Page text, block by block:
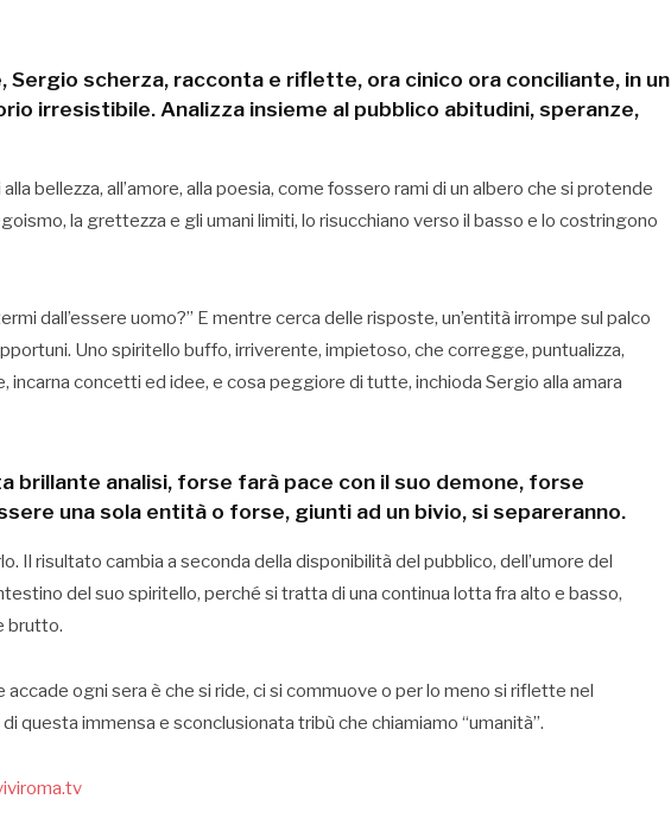
Sergio scherza, racconta e riflette, ora cinico ora conciliante, in un
irresistibile. Analizza insieme al pubblico abitudini, speranze,
bellezza, all’amore, alla poesia, come fossero rami di un albero che si protende
la grettezza e gli umani limiti, lo risucchiano verso il basso e lo costringono
dall’essere uomo?” E mentre cerca delle risposte, un’entità irrompe sul palco
Uno spiritello buffo, irriverente, impietoso, che corregge, puntualizza,
incarna concetti ed idee, e cosa peggiore di tutte, inchioda Sergio alla amara
brillante analisi, forse farà pace con il suo demone, forse
una sola entità o forse, giunti ad un bivio, si separeranno.
Il risultato cambia a seconda della disponibilità del pubblico, dell’umore del
del suo spiritello, perché si tratta di una continua lotta fra alto e basso,
brutto.
ogni sera è che si ride, ci si commuove o per lo meno si riflette nel
questa immensa e sconclusionata tribù che chiamiamo “umanità”.